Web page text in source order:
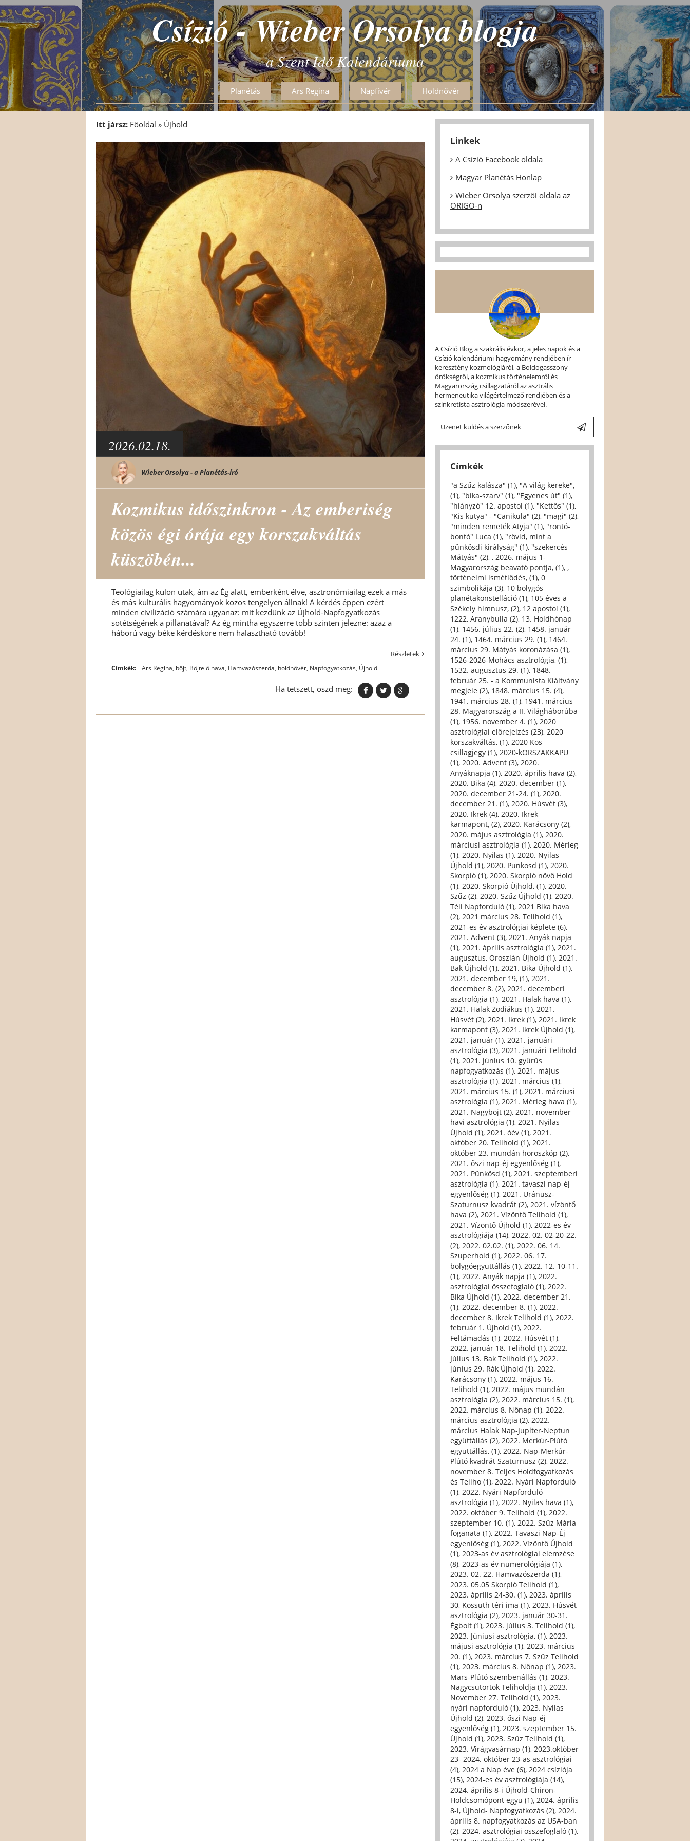
Csízió - Wieber Orsolya blogja
a Szent Idő Kalendáriuma
Planétás Ars Regina Napfívér Holdnővér
Itt jársz: Főoldal » Újhold
2026.02.18.
Wieber Orsolya - a Planétás-író
Kozmikus időszinkron - Az emberiség
közös égi órája egy korszakváltás
küszöbén...
Teológiailag külön utak, ám az Ég alatt, emberként élve, asztronómiailag ezek a más
és más kulturális hagyományok közös tengelyen állnak! A kérdés éppen ezért
minden civilizáció számára ugyanaz: mit kezdünk az Újhold-Napfogyatkozás
sötétségének a pillanatával? Az ég mintha egyszerre több szinten jelezne: azaz a
háború vagy béke kérdésköre nem halasztható tovább!
Részletek
Címkék: Ars Regina, böjt, Böjtelő hava, Hamvazószerda, holdnővér, Napfogyatkozás, Újhold
Ha tetszett, oszd meg:
Linkek
A Csízió Facebook oldala
Magyar Planétás Honlap
Wieber Orsolya szerzői oldala az
ORIGO-n
A Csízió Blog a szakrális évkör, a jeles napok és a
Csízió kalendáriumi-hagyomány rendjében ír
keresztény kozmológiáról, a Boldogasszony-
örökségről, a kozmikus történelemről és
Magyarország csillagzatáról az asztrális
hermeneutika világértelmező rendjében és a
szinkretista asztrológia módszerével.
Üzenet küldés a szerzőnek
Címkék
"a Szűz kalásza" (1), "A világ kereke",
(1), "bika-szarv" (1), "Egyenes út" (1),
"hiányzó" 12. apostol (1), "Kettős" (1),
"Kis kutya" - "Canikula" (2), "magi" (2),
"minden remeték Atyja" (1), "rontó-
bontó" Luca (1), "rövid, mint a
pünkösdi királyság" (1), "szekercés
Mátyás" (2), , 2026. május 1-
Magyarország beavató pontja, (1), ,
történelmi ismétlődés, (1), 0
szimbolikája (3), 10 bolygós
planétakonstelláció (1), 105 éves a
Székely himnusz, (2), 12 apostol (1),
1222, Aranybulla (2), 13. Holdhónap
(1), 1456. július 22. (2), 1458. január
24. (1), 1464. március 29. (1), 1464.
március 29. Mátyás koronázása (1),
1526-2026-Mohács asztrológia, (1),
1532. augusztus 29. (1), 1848.
február 25. - a Kommunista Kiáltvány
megjele (2), 1848. március 15. (4),
1941. március 28. (1), 1941. március
28. Magyarország a II. Világháborúba
(1), 1956. november 4. (1), 2020
asztrológiai előrejelzés (23), 2020
korszakváltás, (1), 2020 Kos
csillagjegy (1), 2020-kORSZAKKAPU
(1), 2020. Advent (3), 2020.
Anyáknapja (1), 2020. április hava (2),
2020. Bika (4), 2020. december (1),
2020. december 21-24. (1), 2020.
december 21. (1), 2020. Húsvét (3),
2020. Ikrek (4), 2020. Ikrek
karmapont, (2), 2020. Karácsony (2),
2020. május asztrológia (1), 2020.
márciusi asztrológia (1), 2020. Mérleg
(1), 2020. Nyilas (1), 2020. Nyilas
Újhold (1), 2020. Pünkösd (1), 2020.
Skorpió (1), 2020. Skorpió növő Hold
(1), 2020. Skorpió Újhold, (1), 2020.
Szűz (2), 2020. Szűz Újhold (1), 2020.
Téli Napforduló (1), 2021 Bika hava
(2), 2021 március 28. Telihold (1),
2021-es év asztrológiai képlete (6),
2021. Advent (3), 2021. Anyák napja
(1), 2021. április asztrológia (1), 2021.
augusztus, Oroszlán Újhold (1), 2021.
Bak Újhold (1), 2021. Bika Újhold (1),
2021. december 19, (1), 2021.
december 8. (2), 2021. decemberi
asztrológia (1), 2021. Halak hava (1),
2021. Halak Zodiákus (1), 2021.
Húsvét (2), 2021. Ikrek (1), 2021. Ikrek
karmapont (3), 2021. Ikrek Újhold (1),
2021. január (1), 2021. januári
asztrológia (3), 2021. januári Telihold
(1), 2021. június 10. gyűrűs
napfogyatkozás (1), 2021. május
asztrológia (1), 2021. március (1),
2021. március 15. (1), 2021. márciusi
asztrológia (1), 2021. Mérleg hava (1),
2021. Nagyböjt (2), 2021. november
havi asztrológia (1), 2021. Nyilas
Újhold (1), 2021. óév (1), 2021.
október 20. Telihold (1), 2021.
október 23. mundán horoszkóp (2),
2021. őszi nap-éj egyenlőség (1),
2021. Pünkösd (1), 2021. szeptemberi
asztrológia (1), 2021. tavaszi nap-éj
egyenlőség (1), 2021. Uránusz-
Szaturnusz kvadrát (2), 2021. vízöntő
hava (2), 2021. Vízöntő Telihold (1),
2021. Vízöntő Újhold (1), 2022-es év
asztrológiája (14), 2022. 02. 02-20-22.
(2), 2022. 02.02. (1), 2022. 06. 14.
Szuperhold (1), 2022. 06. 17.
bolygóegyüttállás (1), 2022. 12. 10-11.
(1), 2022. Anyák napja (1), 2022.
asztrológiai összefoglaló (1), 2022.
Bika Újhold (1), 2022. december 21.
(1), 2022. december 8. (1), 2022.
december 8. Ikrek Telihold (1), 2022.
február 1. Újhold (1), 2022.
Feltámadás (1), 2022. Húsvét (1),
2022. január 18. Telihold (1), 2022.
Július 13. Bak Telihold (1), 2022.
június 29. Rák Újhold (1), 2022.
Karácsony (1), 2022. május 16.
Telihold (1), 2022. május mundán
asztrológia (2), 2022. március 15. (1),
2022. március 8. Nőnap (1), 2022.
március asztrológia (2), 2022.
március Halak Nap-Jupiter-Neptun
együttállás (2), 2022. Merkúr-Plútó
együttállás, (1), 2022. Nap-Merkúr-
Plútó kvadrát Szaturnusz (2), 2022.
november 8. Teljes Holdfogyatkozás
és Teliho (1), 2022. Nyári Napforduló
(1), 2022. Nyári Napforduló
asztrológia (1), 2022. Nyilas hava (1),
2022. október 9. Telihold (1), 2022.
szeptember 10. (1), 2022. Szűz Mária
foganata (1), 2022. Tavaszi Nap-Éj
egyenlőség (1), 2022. Vízöntő Újhold
(1), 2023-as év asztrológiai elemzése
(8), 2023-as év numerológiája (1),
2023. 02. 22. Hamvazószerda (1),
2023. 05.05 Skorpió Telihold (1),
2023. április 24-30. (1), 2023. április
30, Kossuth téri ima (1), 2023. Húsvét
asztrológia (2), 2023. január 30-31.
Égbolt (1), 2023. július 3. Telihold (1),
2023. Júniusi asztrológia, (1), 2023.
májusi asztrológia (1), 2023. március
20. (1), 2023. március 7. Szűz Telihold
(1), 2023. március 8. Nőnap (1), 2023.
Mars-Plútó szembenállás (1), 2023.
Nagycsütörtök Teliholdja (1), 2023.
November 27. Telihold (1), 2023.
nyári napforduló (1), 2023. Nyilas
Újhold (2), 2023. őszi Nap-éj
egyenlőség (1), 2023. szeptember 15.
Újhold (1), 2023. Szűz Telihold (1),
2023. Virágvasárnap (1), 2023.október
23- 2024. október 23-as asztrológiai
(4), 2024 a Nap éve (6), 2024 csíziója
(15), 2024-es év asztrológiája (14),
2024. április 8-i Újhold-Chiron-
Holdcsomópont együ (1), 2024. április
8-i, Újhold- Napfogyatkozás (2), 2024.
április 8. napfogyatkozás az USA-ban
(2), 2024. asztrológiai összefoglaló (1),